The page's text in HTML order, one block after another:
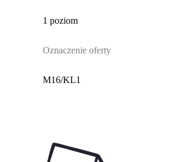
1 poziom
Oznaczenie oferty
M16/KL1